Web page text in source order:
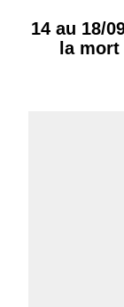
14 au 18/
la